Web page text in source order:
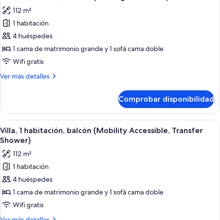
balcón
(Mobility
Accessible,
Transfer
Shower)
grande
con
sofá
cama,
balcón
(Mobility
Accessible,
Transfer
todas
las
fotos
de
Villa,
1
balcón
112 m²
1 habitación
4 huéspedes
1 cama de matrimonio grande y 1 sofá cama doble
Wifi gratis
Ver más detalles
Más
1
habitación,
balcón
(Hearing
Accessible)
Comprobar disponibilidad
Abrir
todas
las
fotos
de
Villa,
1
habitación,
balcón
Una habitación de hotel moderna
7
Villa, 1 habitación, balcón (Mobility Accessible, Transfer
Shower)
112 m²
1 habitación
4 huéspedes
1 cama de matrimonio grande y 1 sofá cama doble
Wifi gratis